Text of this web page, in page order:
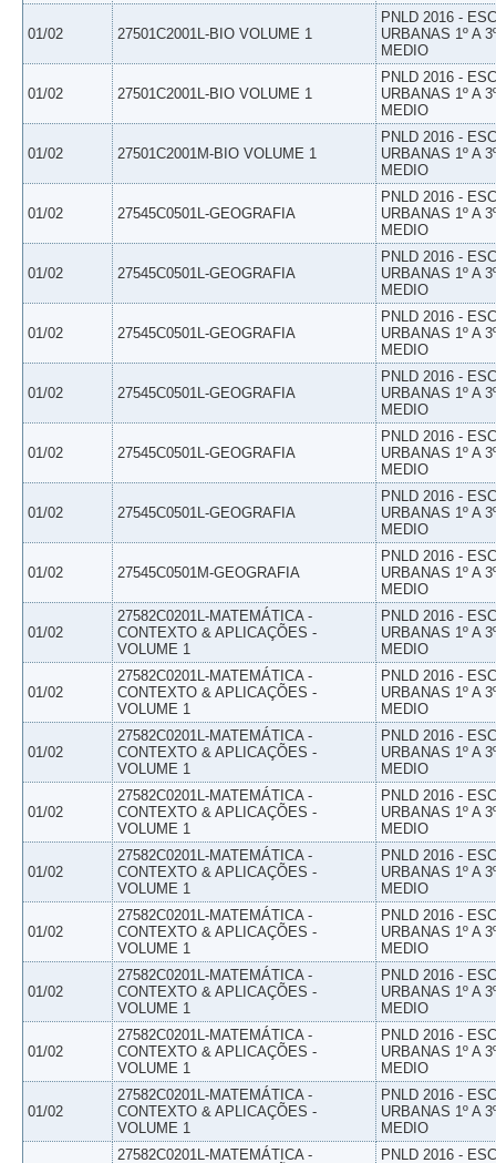
01/02 27501C2001L-BIO VOLUME 1
PNLD 2016 -
URBANAS 1º A
MEDIO
01/02 27501C2001L-BIO VOLUME 1
PNLD 2016 -
URBANAS 1º A
MEDIO
01/02 27501C2001M-BIO VOLUME 1
PNLD 2016 -
URBANAS 1º A
MEDIO
01/02 27545C0501L-GEOGRAFIA
PNLD 2016 -
URBANAS 1º A
MEDIO
01/02 27545C0501L-GEOGRAFIA
PNLD 2016 -
URBANAS 1º A
MEDIO
01/02 27545C0501L-GEOGRAFIA
PNLD 2016 -
URBANAS 1º A
MEDIO
01/02 27545C0501L-GEOGRAFIA
PNLD 2016 -
URBANAS 1º A
MEDIO
01/02 27545C0501L-GEOGRAFIA
PNLD 2016 -
URBANAS 1º A
MEDIO
01/02 27545C0501L-GEOGRAFIA
PNLD 2016 -
URBANAS 1º A
MEDIO
01/02 27545C0501M-GEOGRAFIA
PNLD 2016 -
URBANAS 1º A
MEDIO
01/02
27582C0201L-MATEMÁTICA -
CONTEXTO & APLICAÇÕES -
VOLUME 1
PNLD 2016 -
URBANAS 1º A
MEDIO
01/02
27582C0201L-MATEMÁTICA -
CONTEXTO & APLICAÇÕES -
VOLUME 1
PNLD 2016 -
URBANAS 1º A
MEDIO
01/02
27582C0201L-MATEMÁTICA -
CONTEXTO & APLICAÇÕES -
VOLUME 1
PNLD 2016 -
URBANAS 1º A
MEDIO
01/02
27582C0201L-MATEMÁTICA -
CONTEXTO & APLICAÇÕES -
VOLUME 1
PNLD 2016 -
URBANAS 1º A
MEDIO
01/02
27582C0201L-MATEMÁTICA -
CONTEXTO & APLICAÇÕES -
VOLUME 1
PNLD 2016 -
URBANAS 1º A
MEDIO
01/02
27582C0201L-MATEMÁTICA -
CONTEXTO & APLICAÇÕES -
VOLUME 1
PNLD 2016 -
URBANAS 1º A
MEDIO
01/02
27582C0201L-MATEMÁTICA -
CONTEXTO & APLICAÇÕES -
VOLUME 1
PNLD 2016 -
URBANAS 1º A
MEDIO
01/02
27582C0201L-MATEMÁTICA -
CONTEXTO & APLICAÇÕES -
VOLUME 1
PNLD 2016 -
URBANAS 1º A
MEDIO
01/02
27582C0201L-MATEMÁTICA -
CONTEXTO & APLICAÇÕES -
VOLUME 1
PNLD 2016 -
URBANAS 1º A
MEDIO
27582C0201L-MATEMÁTICA -
PNLD 2016 -